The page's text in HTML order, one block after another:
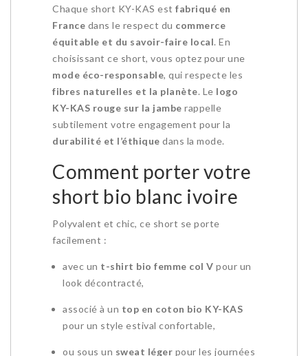
Chaque short KY-KAS est fabriqué en
France dans le respect du commerce
équitable et du savoir-faire local. En
choisissant ce short, vous optez pour une
mode éco-responsable, qui respecte les
fibres naturelles et la planète. Le logo
KY-KAS rouge sur la jambe rappelle
subtilement votre engagement pour la
durabilité et l’éthique dans la mode.
Comment porter votre
short bio blanc ivoire
Polyvalent et chic, ce short se porte
facilement :
avec un t-shirt bio femme col V pour un
look décontracté,
associé à un top en coton bio KY-KAS
pour un style estival confortable,
ou sous un sweat léger pour les journées